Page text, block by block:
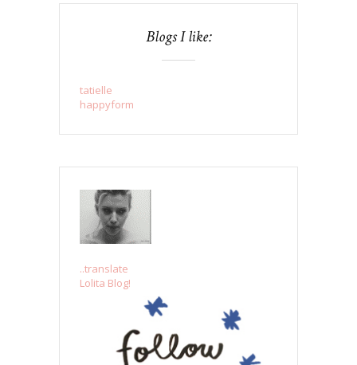
Blogs I like:
tatielle
happyform
..translate
Lolita Blog!